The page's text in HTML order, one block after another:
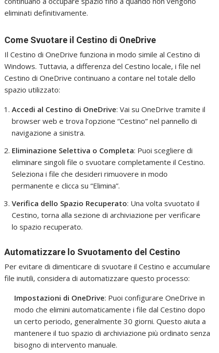
eliminati definitivamente.
Come Svuotare il Cestino di OneDrive
Il Cestino di OneDrive funziona in modo simile al Cestino di
Windows. Tuttavia, a differenza del Cestino locale, i file nel
Cestino di OneDrive continuano a contare nel totale dello
spazio utilizzato:
Accedi al Cestino di OneDrive: Vai su OneDrive tramite il
browser web e trova l’opzione “Cestino” nel pannello di
navigazione a sinistra.
Eliminazione Selettiva o Completa: Puoi scegliere di
eliminare singoli file o svuotare completamente il Cestino.
Seleziona i file che desideri rimuovere in modo
permanente e clicca su “Elimina”.
Verifica dello Spazio Recuperato: Una volta svuotato il
Cestino, torna alla sezione di archiviazione per verificare
lo spazio recuperato.
Automatizzare lo Svuotamento del Cestino
Per evitare di dimenticare di svuotare il Cestino e accumulare
file inutili, considera di automatizzare questo processo:
Impostazioni di OneDrive: Puoi configurare OneDrive in
modo che elimini automaticamente i file dal Cestino dopo
un certo periodo, generalmente 30 giorni. Questo aiuta a
mantenere il tuo spazio di archiviazione più ordinato senza
bisogno di intervento manuale.